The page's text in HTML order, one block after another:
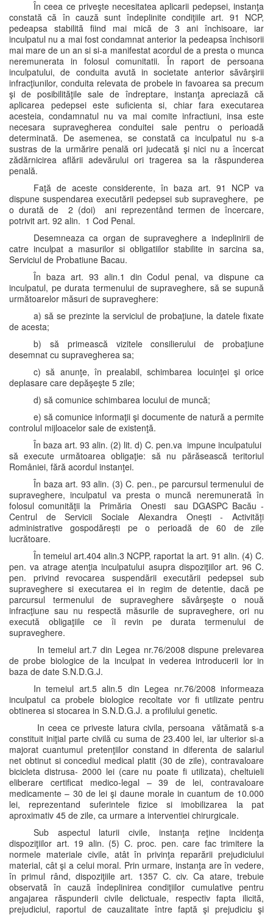
În ceea ce priveşte necesitatea aplicarii pedepsei, instanţa
constată că în cauză sunt îndeplinite condiţiile art. 91 NCP,
pedeapsa stabilită fiind mai mică de 3 ani închisoare, iar
inculpatul nu a mai fost condamnat anterior la pedeapsa închisorii
mai mare de un an si si-a manifestat acordul de a presta o munca
neremunerata in folosul comunitatii. În raport de persoana
inculpatului, de conduita avută in societate anterior săvârşirii
infracţiunilor, conduita relevata de probele in favoarea sa precum
şi de posibilităţile sale de îndreptare, instanţa apreciază că
aplicarea pedepsei este suficienta si, chiar fara executarea
acesteia, condamnatul nu va mai comite infractiuni, insa este
necesara supravegherea conduitei sale pentru o perioadă
determinată. De asemenea, se constată ca inculpatul nu s-a
sustras de la urmărire penală ori judecată şi nici nu a încercat
zădărnicirea aflării adevărului ori tragerea sa la răspunderea
penală.
Faţă de aceste considerente, în baza art. 91 NCP va
dispune suspendarea executării pedepsei sub supraveghere, pe
o durată de 2 (doi) ani reprezentând termen de încercare,
potrivit art. 92 alin. 1 Cod Penal.
Desemneaza ca organ de supraveghere a indeplinirii de
catre inculpat a masurilor si obligatiilor stabilite in sarcina sa,
Serviciul de Probatiune Bacau.
În baza art. 93 alin.1 din Codul penal, va dispune ca
inculpatul, pe durata termenului de supraveghere, să se supună
următoarelor măsuri de supraveghere:
a) să se prezinte la serviciul de probaţiune, la datele fixate
de acesta;
b) să primească vizitele consilierului de probaţiune
desemnat cu supravegherea sa;
c) să anunţe, în prealabil, schimbarea locuinţei şi orice
deplasare care depăşeşte 5 zile;
d) să comunice schimbarea locului de muncă;
e) să comunice informaţii şi documente de natură a permite
controlul mijloacelor sale de existenţă.
În baza art. 93 alin. (2) lit. d) C. pen.va impune inculpatului
să execute următoarea obligaţie: să nu părăsească teritoriul
României, fără acordul instanţei.
În baza art. 93 alin. (3) C. pen., pe parcursul termenului de
supraveghere, inculpatul va presta o muncă neremunerată în
folosul comunităţii la Primăria Onesti sau DGASPC Bacău -
Centrul de Servicii Sociale Alexandra Onești - Activități
administrative gospodărești pe o perioadă de 60 de zile
lucrătoare.
În temeiul art.404 alin.3 NCPP, raportat la art. 91 alin. (4) C.
pen. va atrage atenţia inculpatului asupra dispoziţiilor art. 96 C.
pen. privind revocarea suspendării executării pedepsei sub
supraveghere si executarea ei in regim de detentie, dacă pe
parcursul termenului de supraveghere săvârşeşte o nouă
infracţiune sau nu respectă măsurile de supraveghere, ori nu
execută obligaţiile ce îi revin pe durata termenului de
supraveghere.
In temeiul art.7 din Legea nr.76/2008 dispune prelevarea
de probe biologice de la inculpat in vederea introducerii lor in
baza de date S.N.D.G.J.
In temeiul art.5 alin.5 din Legea nr.76/2008 informeaza
inculpatul ca probele biologice recoltate vor fi utilizate pentru
obtinerea si stocarea in S.N.D.G.J. a profilului genetic.
In ceea ce priveste latura civila, persoana vătămată s-a
constituit iniţial parte civilă cu suma de 23.400 lei, iar ulterior si-a
majorat cuantumul pretenţiilor constand in diferenta de salariul
net obtinut si concediul medical platit (30 de zile), contravaloare
bicicleta distrusa- 2000 lei (care nu poate fi utilizata), cheltuieli
eliberare certificat medico-legal – 39 de lei, contravaloare
medicamente – 30 de lei şi daune morale in cuantum de 10.000
lei, reprezentand suferintele fizice si imobilizarea la pat
aproximativ 45 de zile, ca urmare a interventiei chirurgicale.
Sub aspectul laturii civile, instanţa reţine incidenţa
dispoziţiilor art. 19 alin. (5) C. proc. pen. care fac trimitere la
normele materiale civile, atât în privinţa reparării prejudiciului
material, cât şi a celui moral. Prin urmare, instanţa are în vedere,
în primul rând, dispoziţiile art. 1357 C. civ. Ca atare, trebuie
observată în cauză îndeplinirea condiţiilor cumulative pentru
angajarea răspunderii civile delictuale, respectiv fapta ilicită,
prejudiciul, raportul de cauzalitate între faptă şi prejudiciu şi